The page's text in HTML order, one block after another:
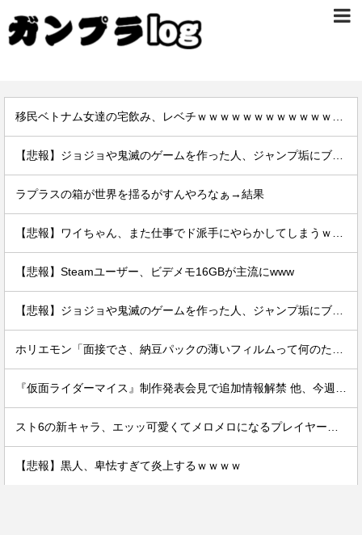
ラプラスの箱が世界を揺るがすんやろなぁ→結果
【悲報】Steamユーザー、ビデメモ16GBが主流にwww
【悲報】黒人、卑怯すぎて炎上するｗｗｗｗ